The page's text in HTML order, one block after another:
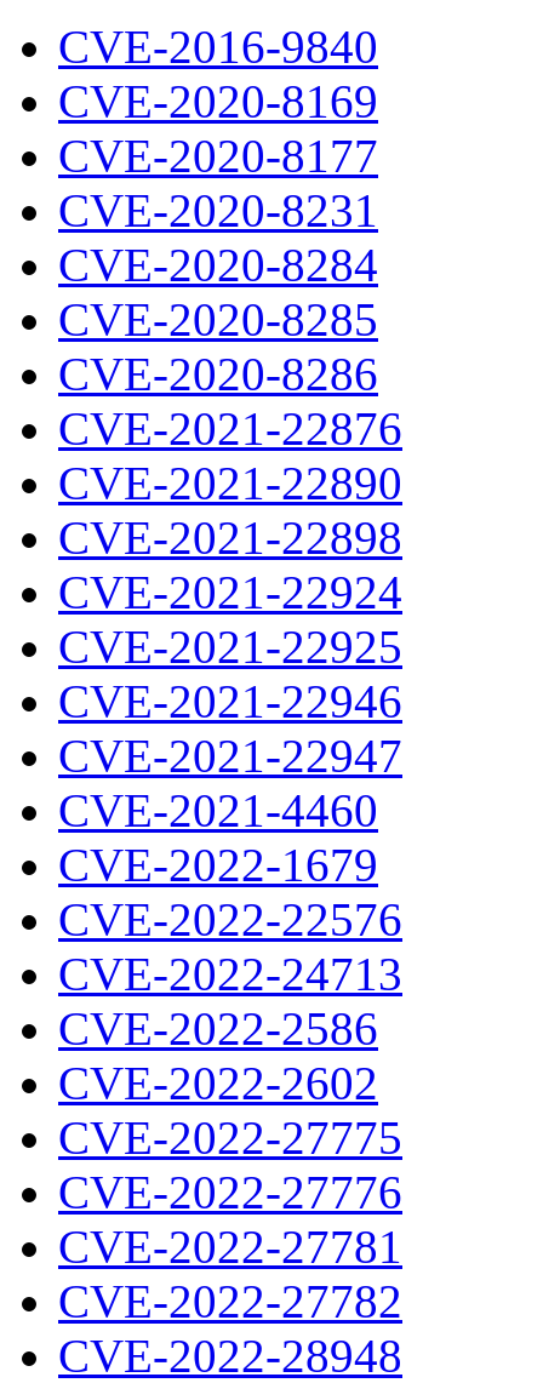
CVE-2016-9840
CVE-2020-8169
CVE-2020-8177
CVE-2020-8231
CVE-2020-8284
CVE-2020-8285
CVE-2020-8286
CVE-2021-22876
CVE-2021-22890
CVE-2021-22898
CVE-2021-22924
CVE-2021-22925
CVE-2021-22946
CVE-2021-22947
CVE-2021-4460
CVE-2022-1679
CVE-2022-22576
CVE-2022-24713
CVE-2022-2586
CVE-2022-2602
CVE-2022-27775
CVE-2022-27776
CVE-2022-27781
CVE-2022-27782
CVE-2022-28948